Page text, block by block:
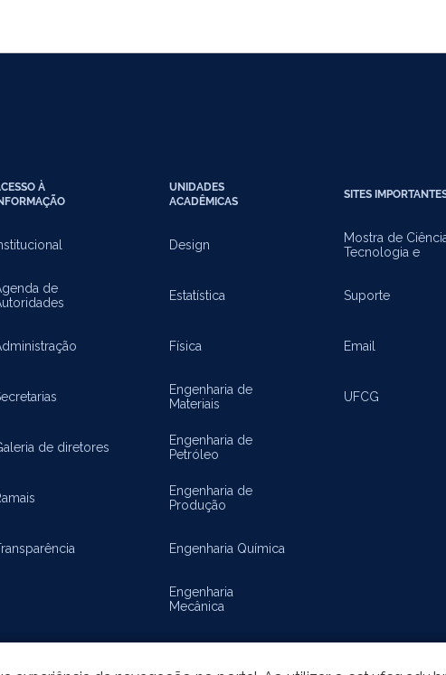
À
de
de diretores
UNIDADES
ACADÊMICAS
Design
Estatística
Física
Engenharia de
Materiais
Engenharia de
Petróleo
Engenharia de
Produção
Engenharia Química
Engenharia
Mecânica
SITES
Mostra de
Tecnologia e
Suporte
Email
UFCG